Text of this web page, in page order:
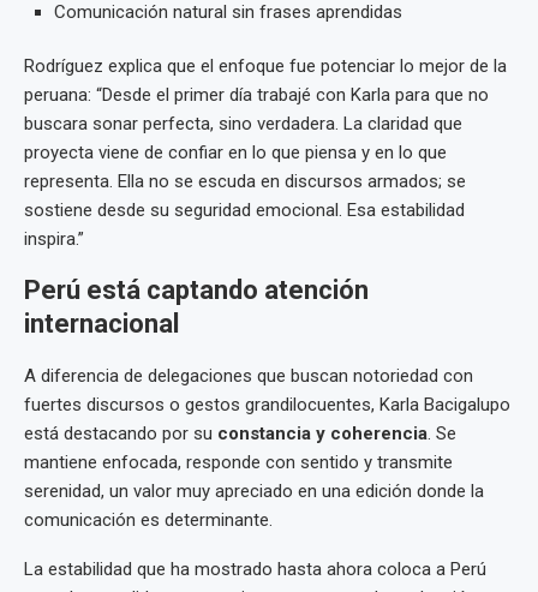
Comunicación natural sin frases aprendidas
Rodríguez explica que el enfoque fue potenciar lo mejor de la
peruana: “Desde el primer día trabajé con Karla para que no
buscara sonar perfecta, sino verdadera. La claridad que
proyecta viene de confiar en lo que piensa y en lo que
representa. Ella no se escuda en discursos armados; se
sostiene desde su seguridad emocional. Esa estabilidad
inspira.”
Perú está captando atención
internacional
A diferencia de delegaciones que buscan notoriedad con
fuertes discursos o gestos grandilocuentes, Karla Bacigalupo
está destacando por su constancia y coherencia. Se
mantiene enfocada, responde con sentido y transmite
serenidad, un valor muy apreciado en una edición donde la
comunicación es determinante.
La estabilidad que ha mostrado hasta ahora coloca a Perú